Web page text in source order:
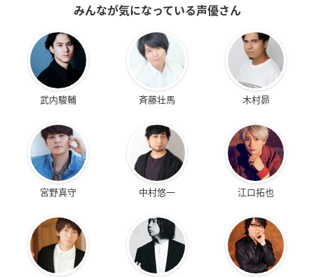
みんなが気になっている声優さん
武内駿輔 斉藤壮馬 木村昴
宮野真守 中村悠一 江口拓也